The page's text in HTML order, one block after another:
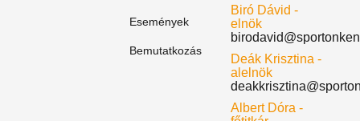
Események
Bemutatkozás
Biró Dávid -
elnök
Deák Krisztina -
alelnök
Albert Dóra -